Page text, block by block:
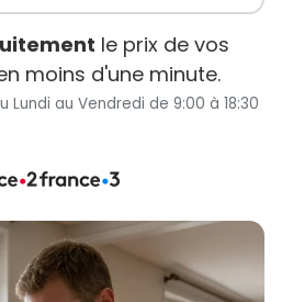
le prix de vos
moins d'une minute.
Lundi au Vendredi de 9:00 à 18:30